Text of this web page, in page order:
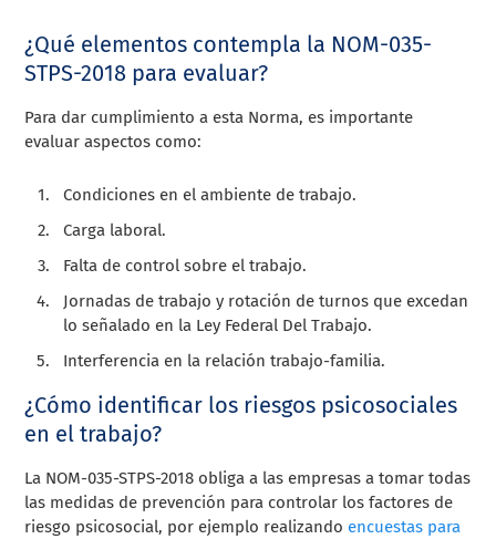
¿Qué elementos contempla la NOM-035-
STPS-2018 para evaluar?
Para dar cumplimiento a esta Norma, es importante
evaluar aspectos como:
Condiciones en el ambiente de trabajo.
Carga laboral.
Falta de control sobre el trabajo.
Jornadas de trabajo y rotación de turnos que excedan
lo señalado en la Ley Federal Del Trabajo.
Interferencia en la relación trabajo-familia.
¿Cómo identificar los riesgos psicosociales
en el trabajo?
La NOM-035-STPS-2018 obliga a las empresas a tomar todas
las medidas de prevención para controlar los factores de
riesgo psicosocial, por ejemplo realizando encuestas para